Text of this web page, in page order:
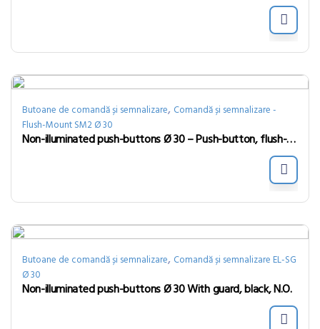
Butoane de comandă și semnalizare, Comandă și semnalizare -
Flush-Mount SM2 Ø 30
Non-illuminated push-buttons Ø 30 – Push-button, flush-mount, momentary, black
Butoane de comandă și semnalizare, Comandă și semnalizare EL-SG
Ø 30
Non-illuminated push-buttons Ø 30 With guard, black, N.O.